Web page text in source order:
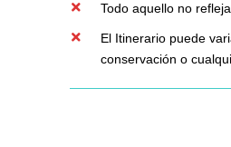
Todo aquello no
El Itinerario puede
conservación o